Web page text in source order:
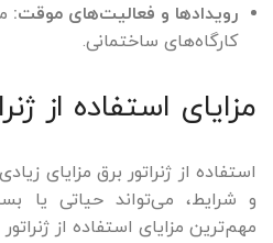
رویدادها و فعالیت‌های موقت:
کارگاه‌های ساختمانی.
مزایای استفاده از
استفاده از ژنراتور برق مزایای
و شرایط، می‌تواند حیاتی یا
مهم‌ترین مزایای استفاده از